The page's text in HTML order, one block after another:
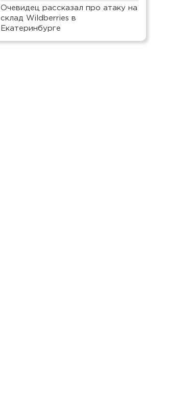
Очевидец рассказал про атаку на
склад Wildberries в
Екатеринбурге